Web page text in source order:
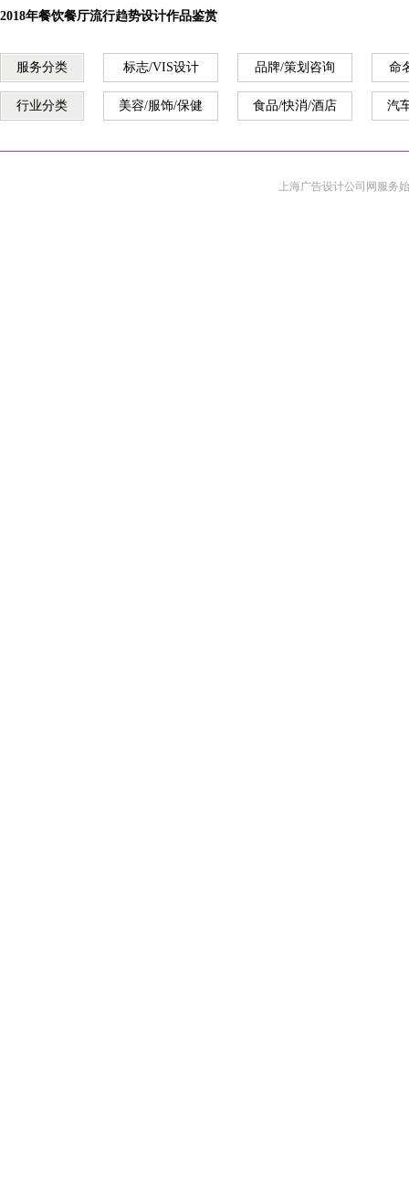
2018年餐饮餐厅流行趋势设计作品鉴赏
服务分类 标志/VIS设计 品牌/策划咨询 命
行业分类 美容/服饰/保健 食品/快消/酒店 汽
上海广告设计公司 网服务